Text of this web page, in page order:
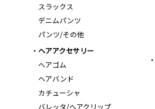
スラックス
デニムパンツ
パンツ/その他
ヘアアクセサリー
ヘアゴム
ヘアバンド
カチューシャ
バレッタ/ヘアクリップ